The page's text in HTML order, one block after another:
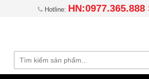
Hotline: